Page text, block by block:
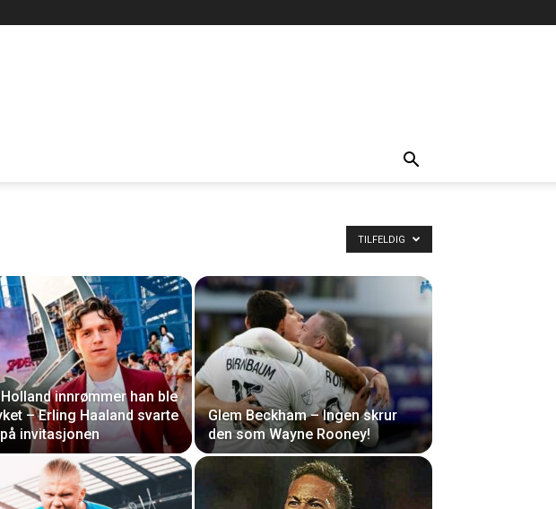
TILFELDIG
innrømmer han ble
– Erling Haaland svarte
invitasjonen
Glem Beckham – Ingen skrur
den som Wayne Rooney!